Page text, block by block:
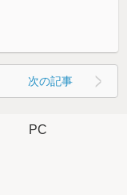
次の記事
PC